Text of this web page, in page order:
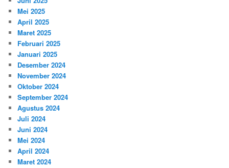
Mei 2025
April 2025
Maret 2025
Februari 2025
Januari 2025
Desember 2024
November 2024
Oktober 2024
September 2024
Agustus 2024
Juli 2024
Juni 2024
Mei 2024
April 2024
Maret 2024